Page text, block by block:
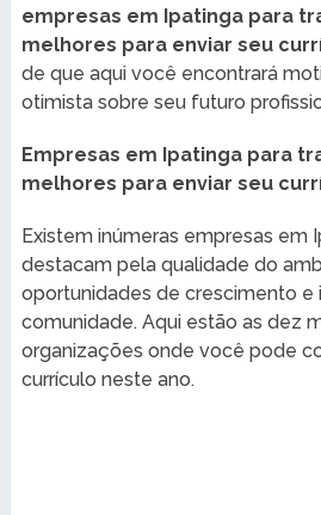
empresas em Ipatinga para
melhores para enviar seu
de que aqui você encontrará
otimista sobre seu futuro
Empresas em Ipatinga para
melhores para enviar seu
Existem inúmeras empresas em
destacam pela qualidade do
oportunidades de crescimento e
comunidade. Aqui estão as dez
organizações onde você pode
currículo neste ano.